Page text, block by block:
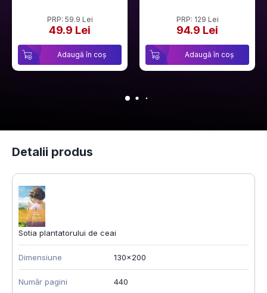
PRP: 59.9 Lei
49.9 Lei
Adaugă în coș
PRP: 129 Lei
94.9 Lei
Adaugă în coș
Detalii produs
Sotia plantatorului de ceai
Dimensiune 130x200
Număr pagini 440